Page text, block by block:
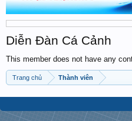
Diễn Đàn Cá Cảnh
This member does not have any
Trang chủ Thành viên